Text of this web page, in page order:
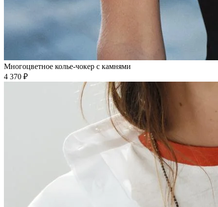
Многоцветное колье-чокер с камнями
4 370 ₽